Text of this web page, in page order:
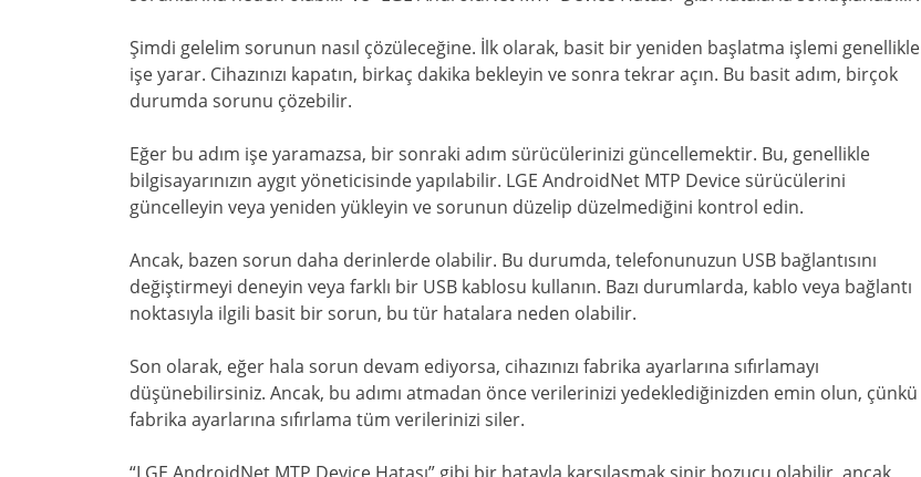
Şimdi gelelim sorunun nasıl çözüleceğine. İlk olarak, basit bir yeniden başlatma işlemi genellikle
işe yarar. Cihazınızı kapatın, birkaç dakika bekleyin ve sonra tekrar açın. Bu basit adım, birçok
durumda sorunu çözebilir.
Eğer bu adım işe yaramazsa, bir sonraki adım sürücülerinizi güncellemektir. Bu, genellikle
bilgisayarınızın aygıt yöneticisinde yapılabilir. LGE AndroidNet MTP Device sürücülerini
güncelleyin veya yeniden yükleyin ve sorunun düzelip düzelmediğini kontrol edin.
Ancak, bazen sorun daha derinlerde olabilir. Bu durumda, telefonunuzun USB bağlantısını
değiştirmeyi deneyin veya farklı bir USB kablosu kullanın. Bazı durumlarda, kablo veya bağlantı
noktasıyla ilgili basit bir sorun, bu tür hatalara neden olabilir.
Son olarak, eğer hala sorun devam ediyorsa, cihazınızı fabrika ayarlarına sıfırlamayı
düşünebilirsiniz. Ancak, bu adımı atmadan önce verilerinizi yedeklediğinizden emin olun, çünkü
fabrika ayarlarına sıfırlama tüm verilerinizi siler.